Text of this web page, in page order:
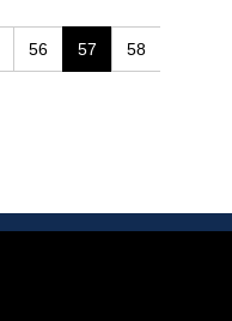
56 57 58